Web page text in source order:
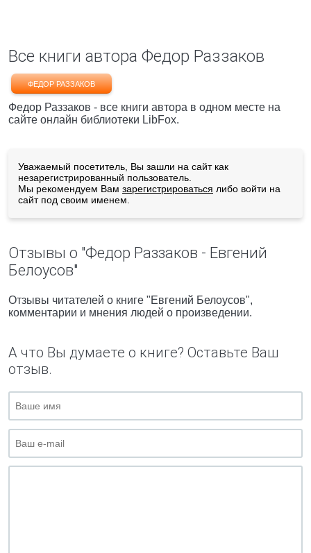
Все книги автора Федор Раззаков
ФЕДОР РАЗЗАКОВ
Федор Раззаков - все книги автора в одном месте на
сайте онлайн библиотеки LibFox.
Уважаемый посетитель, Вы зашли на сайт как
незарегистрированный пользователь.
Мы рекомендуем Вам зарегистрироваться либо войти на
сайт под своим именем.
Отзывы о "Федор Раззаков - Евгений
Белоусов"
Отзывы читателей о книге "Евгений Белоусов",
комментарии и мнения людей о произведении.
А что Вы думаете о книге? Оставьте Ваш
отзыв.